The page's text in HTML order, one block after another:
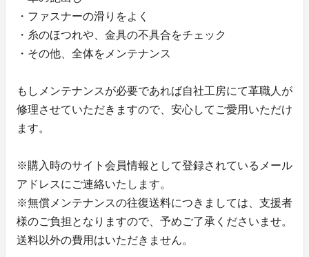
・ファスナーの滑りをよく
・糸のほつれや、金具の不具合をチェック
・その他、全体をメンテナンス
もしメンテナンスが必要であれば自社工房にて革職人が
修理させていただきますので、安心してご愛用いただけ
ます。
※購入時のサイト会員情報として登録されているメール
アドレスにご連絡いたします。
※無償メンテナンスの往復送料につきましては、支援者
様のご負担となりますので、予めご了承くださいませ。
送料以外の費用はいただきません。